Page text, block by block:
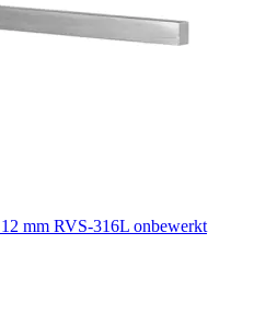
mm RVS-316L onbewerkt